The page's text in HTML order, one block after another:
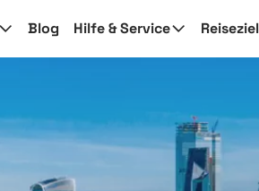
Blog Hilfe & Service